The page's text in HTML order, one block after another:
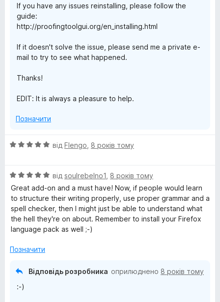
If you have any issues reinstalling, please follow the
guide:
http://proofingtoolgui.org/en_installing.html
If it doesn't solve the issue, please send me a private e-
mail to try to see what happened.
Thanks!
EDIT: It is always a pleasure to help.
Позначити
О
н
к
а
5
з
5
від Flengo 8 років тому
О
ц
н
к
а
з
від soulrebelno1 8 років тому
Great add-on and a must have! Now, if people would learn
to structure their writing properly, use proper grammar and a
spell checker, then I might just be able to understand what
the hell they're on about. Remember to install your Firefox
language pack as well ;-)
Позначити
Відповідь розробника оприлюднено 8 років тому
:-)